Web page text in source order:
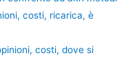
costi, ricarica, è
costi, dove si